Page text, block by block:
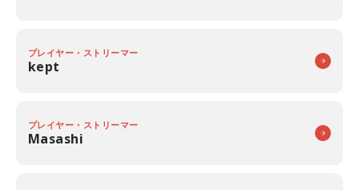
プレイヤー・ストリーマー
kept
プレイヤー・ストリーマー
Masashi